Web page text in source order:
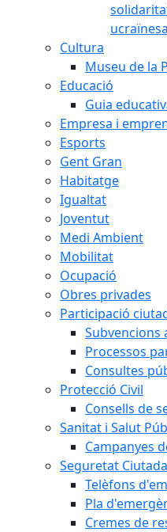
ucraïnesa
Cultura
Museu de la
Educació
Guia
Empresa i
Esports
Gent Gran
Habitatge
Igualtat
Joventut
Medi Ambient
Mobilitat
Ocupació
Obres privades
Participació
Subvencions
Processos
Consultes
Protecció Civil
Consells de
Sanitat i Salut
Campanyes
Seguretat
Telèfons
Pla
Cremes de